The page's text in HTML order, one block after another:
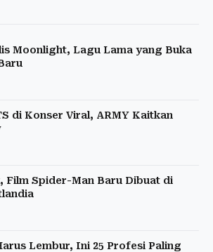
Moonlight, Lagu Lama yang Buka
di Konser Viral, ARMY Kaitkan
Film Spider-Man Baru Dibuat di
Lembur, Ini 25 Profesi Paling